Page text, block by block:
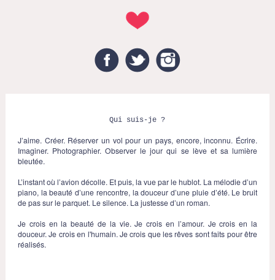
FacebookTwitter
Qui suis-je ?
J’aime. Créer. Réserver un vol pour un pays, encore, inconnu. Écrire.
Imaginer. Photographier. Observer le jour qui se lève et sa lumière
bleutée.
L’instant où l’avion décolle. Et puis, la vue par le hublot. La mélodie d’un
piano, la beauté d’une rencontre, la douceur d’une pluie d’été. Le bruit
de pas sur le parquet. Le silence. La justesse d’un roman.
Je crois en la beauté de la vie. Je crois en l’amour. Je crois en la
douceur. Je crois en l'humain. Je crois que les rêves sont faits pour être
réalisés.